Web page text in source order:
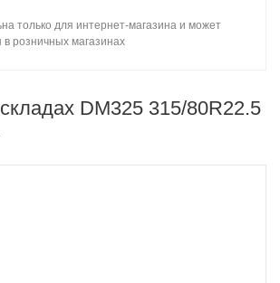
только для интернет-магазина и может
в розничных магазинах
DM325 315/80R22.5